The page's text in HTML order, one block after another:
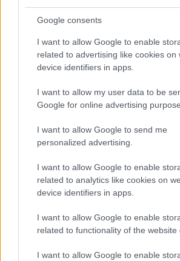
Google consents
I want to allow Google to enable
related to advertising like cookies on
device identifiers in apps.
I want to allow my user data to be
Google for online advertising
I want to allow Google to send me
personalized advertising.
I want to allow Google to enable
related to analytics like cookies on
device identifiers in apps.
I want to allow Google to enable
related to functionality of the website
I want to allow Google to enable
PROGRAM
Torsdag 4. juni
17.00-20.00 Fagmøte
Fredag 5. juni
09.00-18.00 Fagmøte
09.00-12.00 Fagmøte
10.00-18.00 Fagmøte ALPINT
12.00-17.00 Fagmøte
17.00-18.00 Fagmøte HOPP og